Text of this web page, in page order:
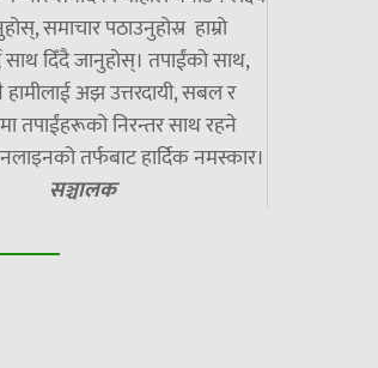
समाचार पठाउनुहोस्र हाम्रो
साथ दिँदै जानुहोस्। तपाईंको साथ,
हामीलाई अझ उत्तरदायी, सबल र
तपाईंहरूको निरन्तर साथ रहने
तर्फबाट हार्दिक नमस्कार।